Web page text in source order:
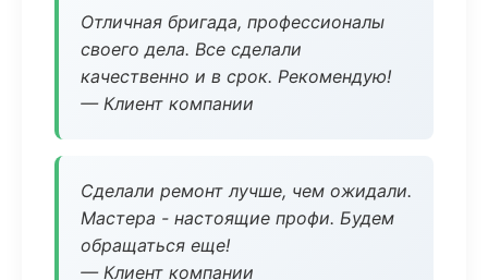
Отличная бригада, профессионалы
своего дела. Все сделали
качественно и в срок. Рекомендую!
— Клиент компании
Сделали ремонт лучше, чем ожидали.
Мастера - настоящие профи. Будем
обращаться еще!
— Клиент компании